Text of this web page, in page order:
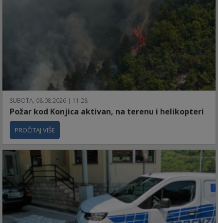
SUBOTA, 08.08.2026 | 11:28
Požar kod Konjica aktivan, na terenu i helikopteri
PROČITAJ VIŠE